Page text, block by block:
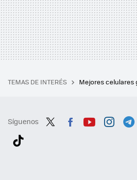
TEMAS DE INTERÉS Mejores celulares
Síguenos